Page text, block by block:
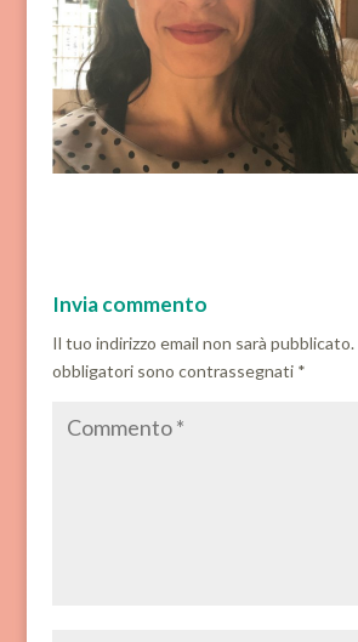
Invia commento
Il tuo indirizzo email non sarà pubblicato.
obbligatori sono contrassegnati *